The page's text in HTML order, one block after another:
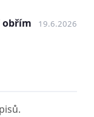
které
obřím
19.6.2026